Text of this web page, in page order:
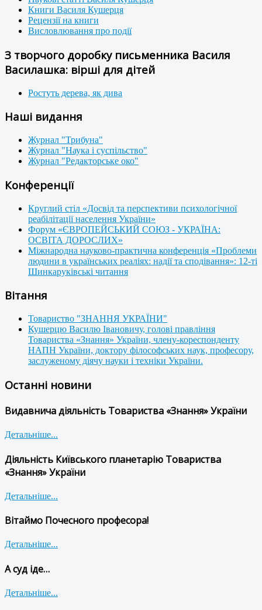
Книги Василя Кушерця
Рецензії на книги
Висловлювання про події
З творчого доробку письменника Василя
Василашка: вірші для дітей
Ростуть дерева, як дива
Наші видання
Журнал "Трибуна"
Журнал "Наука і суспільство"
Журнал "Редакторське око"
Конференції
Круглий стіл «Досвід та перспективи психологічної
реабілітації населення України»
Форум «ЄВРОПЕЙСЬКИЙ СОЮЗ - УКРАЇНА:
ОСВІТА ДОРОСЛИХ»
Міжнародна науково-практична конференція «Проблеми
людини в українських реаліях: надії та сподівання»: 12-ті
Шинкаруківські читання
Вітання
Товариство "ЗНАННЯ УКРАЇНИ"
Кушерцю Василю Івановичу, голові правління
Товариства «Знання» України, члену-кореспонденту
НАПН України, доктору філософських наук, професору,
заслуженому діячу науки і техніки України.
Останні новини
Видавнича діяльність Товариства «Знання» України
Детальніше...
Діяльність Київського планетарію Товариства
«Знання» України
Детальніше...
Вітаймо Почесного професора!
Детальніше...
А суд іде…
Детальніше...